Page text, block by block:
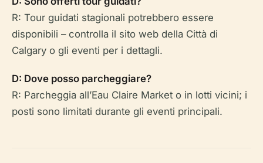
R: Tour guidati stagionali potrebbero essere
disponibili – controlla il sito web della Città di
Calgary o gli eventi per i dettagli.
D: Dove posso parcheggiare?
R: Parcheggia all’Eau Claire Market o in lotti vicini; i
posti sono limitati durante gli eventi principali.